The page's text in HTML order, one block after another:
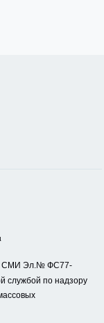
СМИ Эл.№ ФС77-
службой по надзору